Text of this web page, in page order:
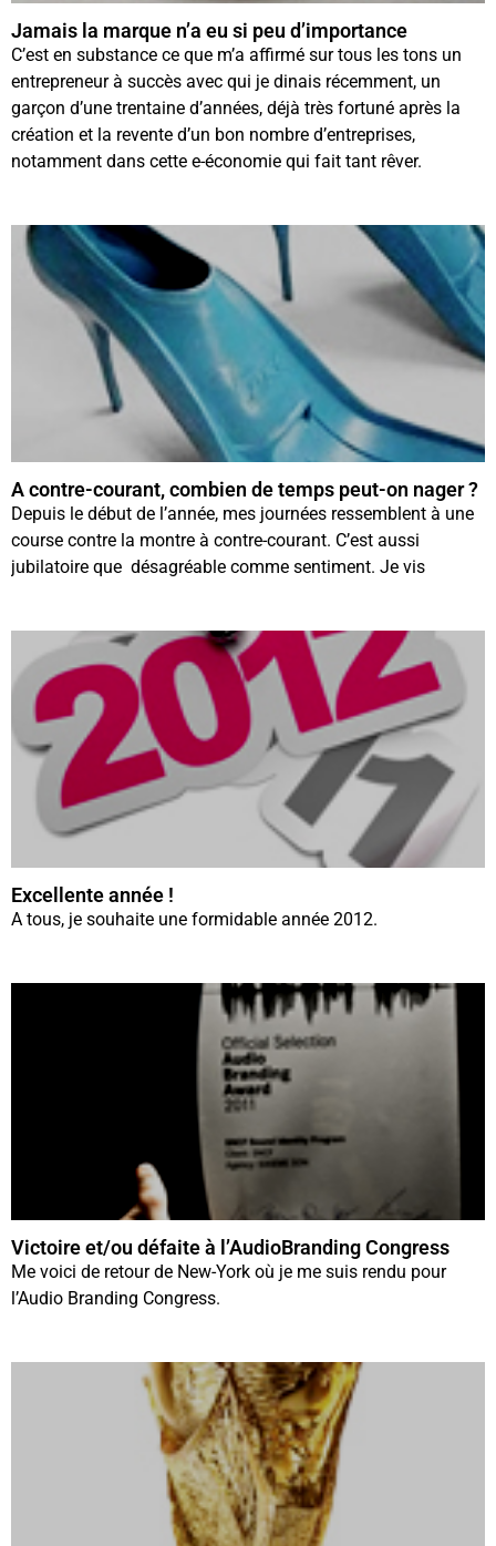
Jamais la marque n’a eu si peu d’importance
C’est en substance ce que m’a affirmé sur tous les tons un
entrepreneur à succès avec qui je dinais récemment, un
garçon d’une trentaine d’années, déjà très fortuné après la
création et la revente d’un bon nombre d’entreprises,
notamment dans cette e-économie qui fait tant rêver.
A contre-courant, combien de temps peut-on nager ?
Depuis le début de l’année, mes journées ressemblent à une
course contre la montre à contre-courant. C’est aussi
jubilatoire que désagréable comme sentiment. Je vis
Excellente année !
A tous, je souhaite une formidable année 2012.
Victoire et/ou défaite à l’AudioBranding Congress
Me voici de retour de New-York où je me suis rendu pour
l’Audio Branding Congress.